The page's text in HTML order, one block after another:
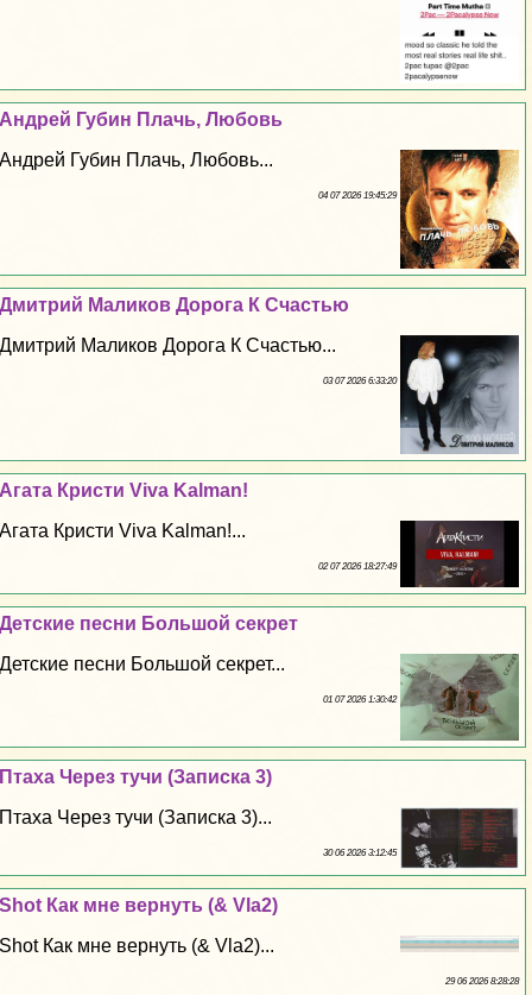
Андрей Губин Плачь, Любовь
Андрей Губин Плачь, Любовь...
04 07 2026 19:45:29
Дмитрий Маликов Дорога К Счастью
Дмитрий Маликов Дорога К Счастью...
03 07 2026 6:33:20
Агата Кристи Viva Kalman!
Агата Кристи Viva Kalman!...
02 07 2026 18:27:49
Детские песни Большой секрет
Детские песни Большой секрет...
01 07 2026 1:30:42
Птаха Через тучи (Записка 3)
Птаха Через тучи (Записка 3)...
30 06 2026 3:12:45
Shot Как мне вернуть (& Vla2)
Shot Как мне вернуть (& Vla2)...
29 06 2026 8:28:28